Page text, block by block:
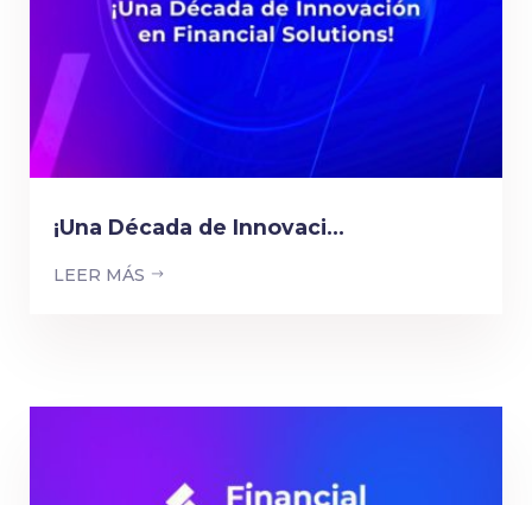
¡Una Década de Innovaci...
LEER MÁS